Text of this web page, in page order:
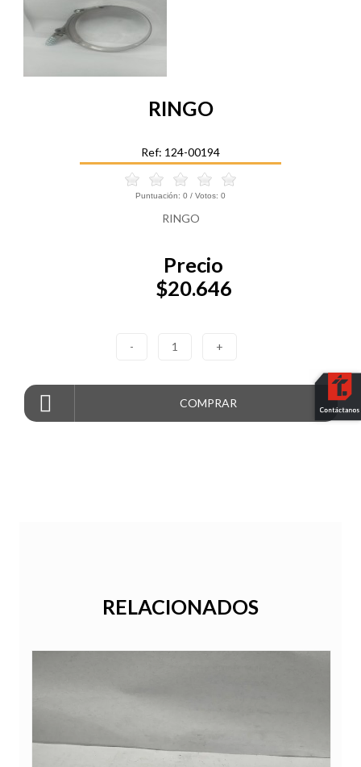
RINGO
Ref: 124-00194
Puntuación: 0 / Votos: 0
RINGO
Precio
$20.646
- 1 +
COMPRAR
RELACIONADOS